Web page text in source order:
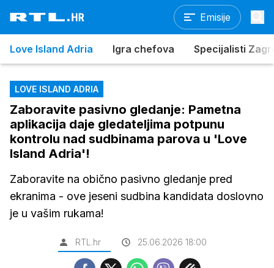
Emisije
Love Island Adria Igra chefova Specijalisti
LOVE ISLAND ADRIA
Zaboravite pasivno gledanje: Pametna
aplikacija daje gledateljima potpunu
kontrolu nad sudbinama parova u 'Love
Island Adria'!
Zaboravite na obično pasivno gledanje pred
ekranima - ove jeseni sudbina kandidata doslovno
je u vašim rukama!
RTL.hr 25.06.2026 18:00